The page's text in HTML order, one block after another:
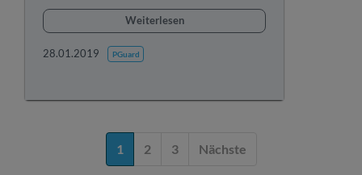
Weiterlesen
28.01.2019 PGuard
1 2 3 Nächste